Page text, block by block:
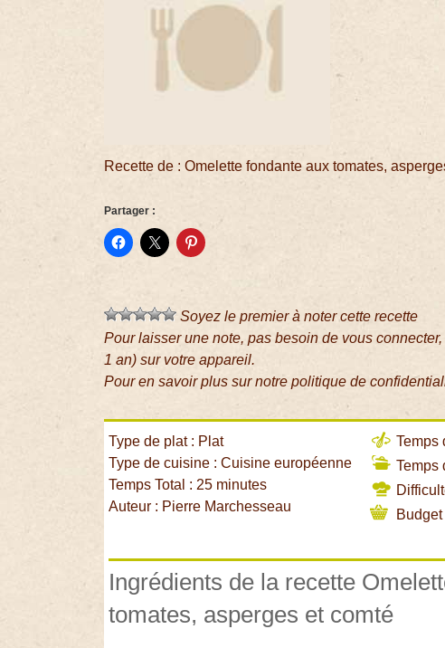
Recette de : Omelette fondante aux tomates,
Partager :
Soyez le premier à noter cette recette
Pour laisser une note, pas besoin de vous
1 an) sur votre appareil.
Pour en savoir plus sur notre politique de
Type de plat : Plat
Type de cuisine : Cuisine européenne
Temps Total : 25 minutes
Auteur : Pierre Marchesseau
Temps
Temps
Budget
Ingrédients de la recette
tomates, asperges et comté